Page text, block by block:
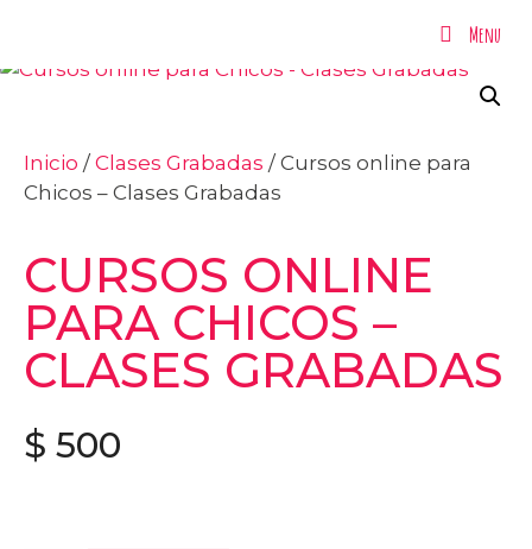
Menu
Menu
Inicio / Clases Grabadas / Cursos online para
Chicos – Clases Grabadas
CURSOS ONLINE
PARA CHICOS –
CLASES GRABADAS
$ 500